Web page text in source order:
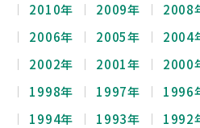
2010年
2009年 2008
2006年
2005年 2004
2002年
2001年 2000
1998年
1997年 1996
1994年
1993年 1992